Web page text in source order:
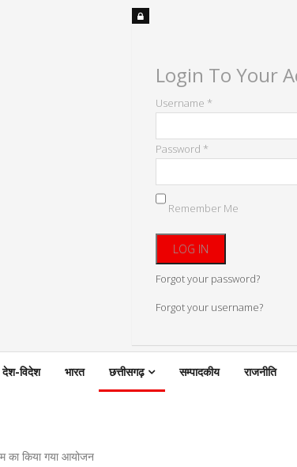
Login To Your
Username *
Password *
Remember Me
Forgot your password?
Forgot your username?
देश-विदेश भारत छत्तीसगढ़ सम्पादकीय राजनीति
का किया गया आयोजन